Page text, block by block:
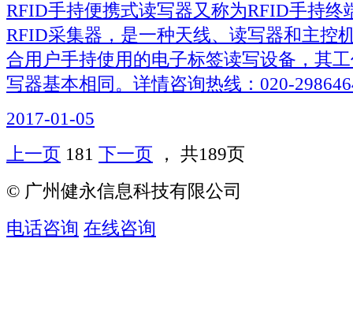
RFID手持便携式读写器又称为RFID手持终
RFID采集器，是一种天线、读写器和主控
合用户手持使用的电子标签读写设备，其
写器基本相同。详情咨询热线：020-
2017-01-05
上一页 181 下一页 ， 共189页
© 广州健永信息科技有限公司
电话咨询 在线咨询